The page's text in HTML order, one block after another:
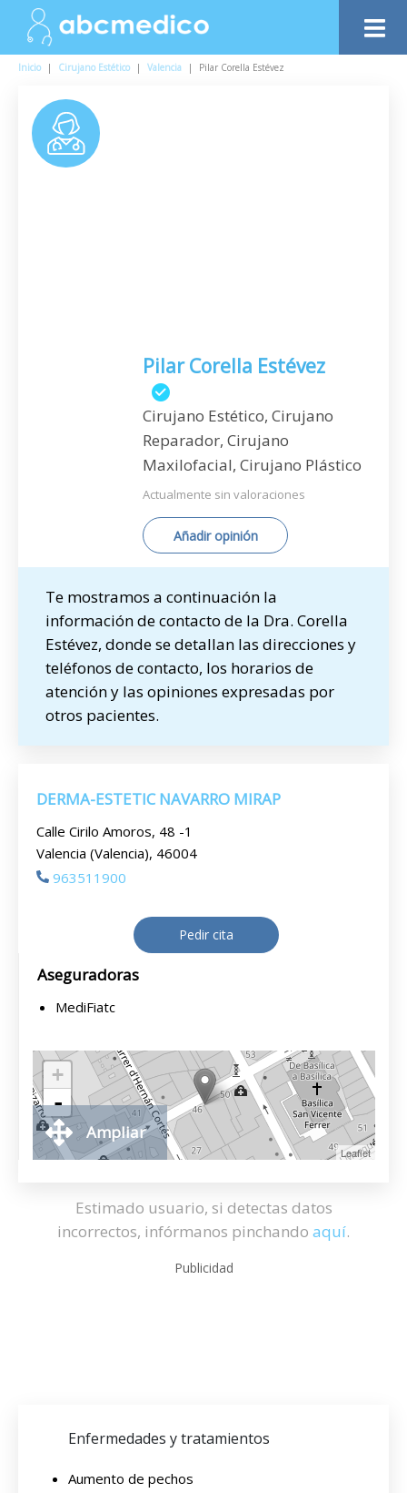
Inicio | Cirujano Estético | Valencia | Pilar Corella Estévez
Pilar Corella Estévez
Cirujano Estético, Cirujano
Reparador, Cirujano
Maxilofacial, Cirujano Plástico
Actualmente sin valoraciones
Añadir opinión
Te mostramos a continuación la
información de contacto de la Dra. Corella
Estévez, donde se detallan las direcciones y
teléfonos de contacto, los horarios de
atención y las opiniones expresadas por
otros pacientes.
DERMA-ESTETIC NAVARRO MIRAP
Calle Cirilo Amoros, 48 -1
Valencia (Valencia), 46004
963511900
Pedir cita
Aseguradoras
MediFiatc
+
-
Leaflet
Ampliar
Estimado usuario, si detectas datos
incorrectos, infórmanos pinchando aquí.
Publicidad
Enfermedades y tratamientos
Aumento de pechos